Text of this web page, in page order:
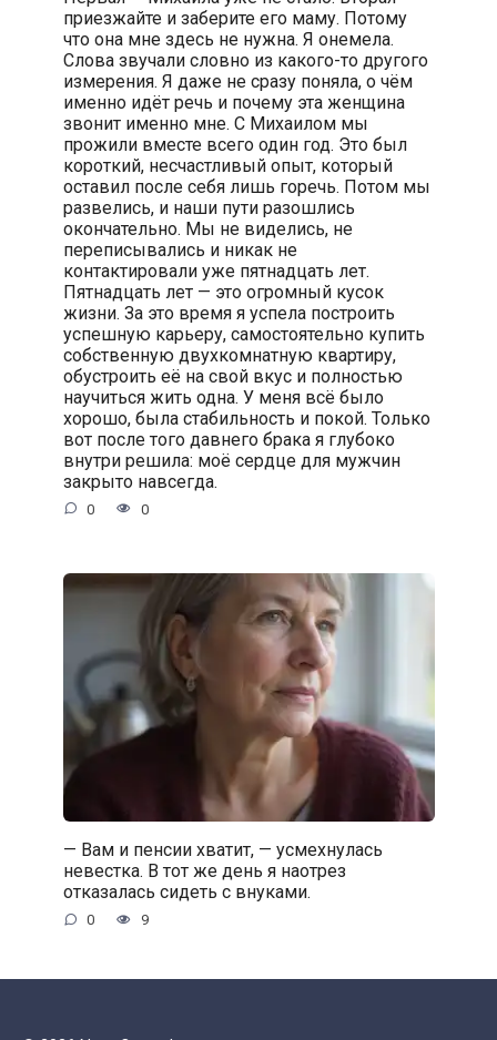
приезжайте и заберите его маму. Потому
что она мне здесь не нужна. Я онемела.
Слова звучали словно из какого-то другого
измерения. Я даже не сразу поняла, о чём
именно идёт речь и почему эта женщина
звонит именно мне. С Михаилом мы
прожили вместе всего один год. Это был
короткий, несчастливый опыт, который
оставил после себя лишь горечь. Потом мы
развелись, и наши пути разошлись
окончательно. Мы не виделись, не
переписывались и никак не
контактировали уже пятнадцать лет.
Пятнадцать лет — это огромный кусок
жизни. За это время я успела построить
успешную карьеру, самостоятельно купить
собственную двухкомнатную квартиру,
обустроить её на свой вкус и полностью
научиться жить одна. У меня всё было
хорошо, была стабильность и покой. Только
вот после того давнего брака я глубоко
внутри решила: моё сердце для мужчин
закрыто навсегда.
0 0
— Вам и пенсии хватит, — усмехнулась
невестка. В тот же день я наотрез
отказалась сидеть с внуками.
0 9